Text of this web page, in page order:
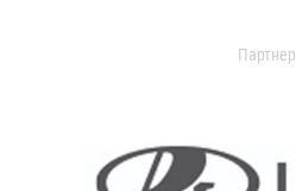
Партнер